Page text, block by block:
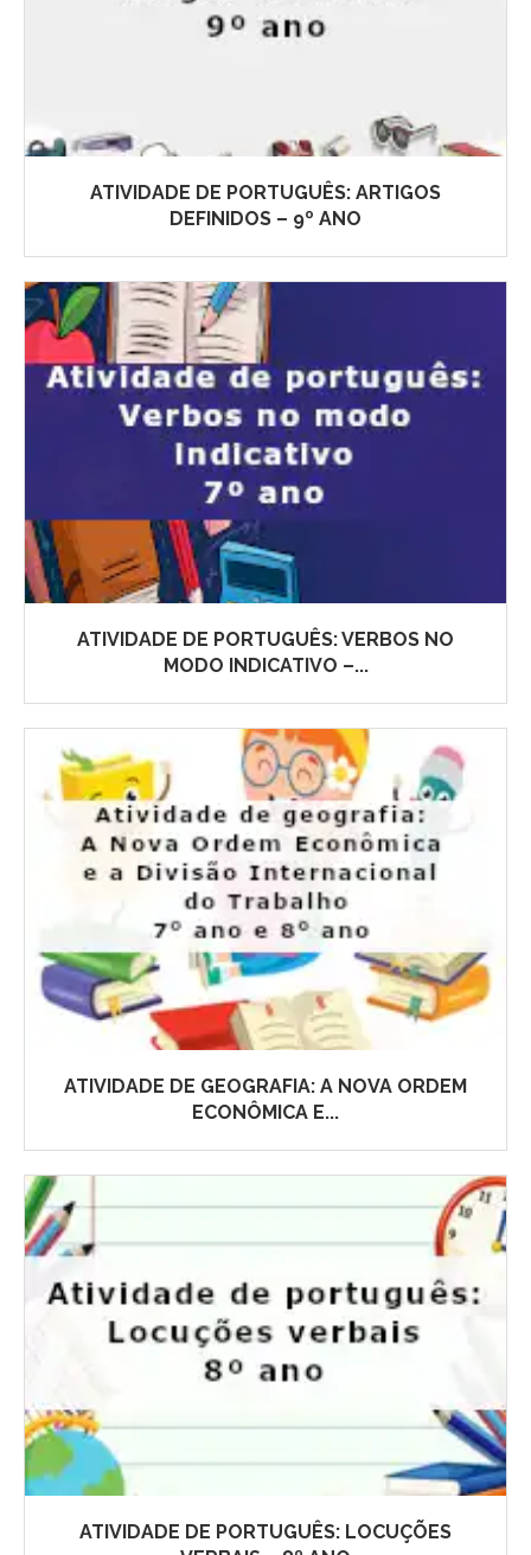
ATIVIDADE DE PORTUGUÊS: ARTIGOS
DEFINIDOS – 9º ANO
ATIVIDADE DE PORTUGUÊS: VERBOS NO
MODO INDICATIVO –...
ATIVIDADE DE GEOGRAFIA: A NOVA ORDEM
ECONÔMICA E...
ATIVIDADE DE PORTUGUÊS: LOCUÇÕES